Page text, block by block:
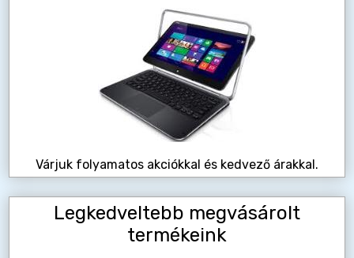
Várjuk folyamatos akciókkal és kedvező árakkal.
Legkedveltebb megvásárolt
termékeink